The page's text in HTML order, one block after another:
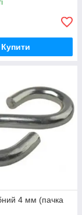
Купити
4 мм (пачка